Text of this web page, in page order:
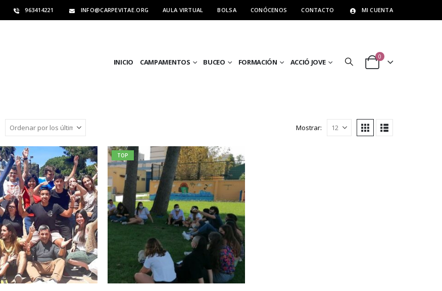
963414221 INFO@CARPEVITAE.ORG AULA VIRTUAL BOLSA CONÓCENOS CONTACTO MI CUENTA
INICIO CAMPAMENTOS BUCEO FORMACIÓN ACCIÓ JOVE
0
Mostrar:
TOP